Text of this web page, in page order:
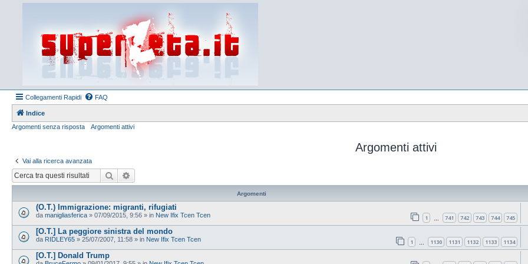
Collegamenti Rapidi FAQ
Indice
Argomenti senza risposta
Argomenti attivi
Argomenti attivi
Vai alla ricerca avanzata
Cerca
Argomenti
(O.T.) Immigrazione: migranti, rifugiati
da manigliasferica » 07/09/2015, 9:56 » in New Ifix Tcen Tcen 1 741 742 743 744 745
[O.T.] La peggiore sinistra del mondo
da RIDLEY65 » 25/07/2007, 11:58 » in New Ifix Tcen Tcen 1 1130 1131 1132 1133 1134
[O.T.] Donald Trump